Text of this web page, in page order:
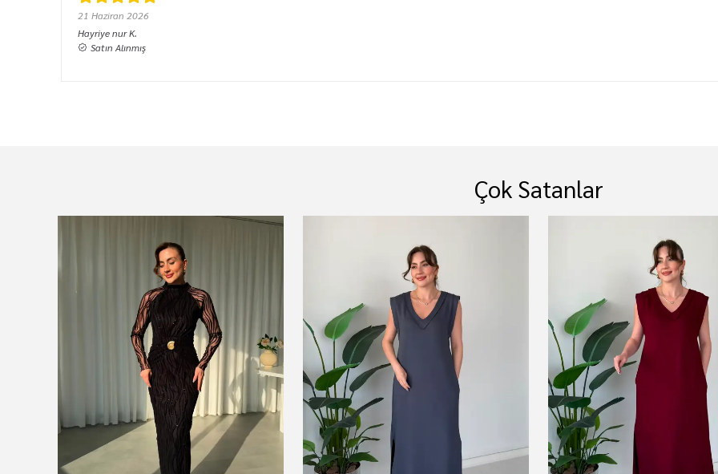
21 Haziran 2026
Hayriye nurK.
Satın Alınmış
Çok Satanlar